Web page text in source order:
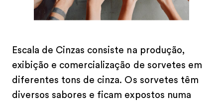
Escala de Cinzas consiste na produção,
exibição e comercialização de sorvetes em
diferentes tons de cinza. Os sorvetes têm
diversos sabores e ficam expostos numa